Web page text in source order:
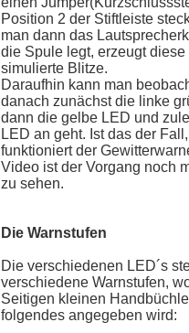
Position 2 der Stiftleiste
man dann das
die Spule legt, erzeugt diese
simulierte Blitze.
Daraufhin kann man
danach zunächst die linke
dann die gelbe LED und
LED an geht. Ist das der Fall,
funktioniert der
Video ist der Vorgang noch
zu sehen.
Die Warnstufen
Die verschiedenen LED´s
verschiedene Warnstufen,
Seitigen kleinen
folgendes angegeben wird: